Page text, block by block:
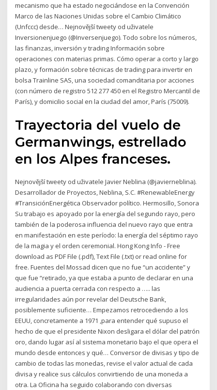
mecanismo que ha estado negociándose en la Convención
Marco de las Naciones Unidas sobre el Cambio Climático
(Unfccc) desde… Nejnovější tweety od uživatele
Inversionenjuego (@Inversenjuego). Todo sobre los números,
las finanzas, inversión y trading Información sobre
operaciones con materias primas. Cómo operar a corto y largo
plazo, y formación sobre técnicas de trading para invertir en
bolsa Trainline SAS, una sociedad comanditaria por acciones
(con número de registro 512 277 450 en el Registro Mercantil de
París), y domicilio social en la ciudad del amor, París (75009).
Trayectoria del vuelo de
Germanwings, estrellado
en los Alpes franceses.
Nejnovější tweety od uživatele Javier Neblina (@javierneblina).
Desarrollador de Proyectos, Neblina, S.C. #RenewableEnergy
#TransiciónEnergética Observador político. Hermosillo, Sonora
Su trabajo es apoyado por la energía del segundo rayo, pero
también de la poderosa influencia del nuevo rayo que entra
en manifestación en este período: la energía del séptimo rayo
de la magia y el orden ceremonial. Hong Kong Info - Free
download as PDF File (.pdf), Text File (.txt) or read online for
free. Fuentes del Mossad dicen que no fue “un accidente” y
que fue “retirado, ya que estaba a punto de declarar en una
audiencia a puerta cerrada con respecto a ….. las
irregularidades aún por revelar del Deutsche Bank,
posiblemente suficiente… Empezamos retrocediendo a los
EEUU, concretamente a 1971 ,para entender qué supuso el
hecho de que el presidente Nixon desligara el dólar del patrón
oro, dando lugar así al sistema monetario bajo el que opera el
mundo desde entonces y qué… Conversor de divisas y tipo de
cambio de todas las monedas, revise el valor actual de cada
divisa y realice sus cálculos convirtiendo de una moneda a
otra. La Oficina ha seguido colaborando con diversas